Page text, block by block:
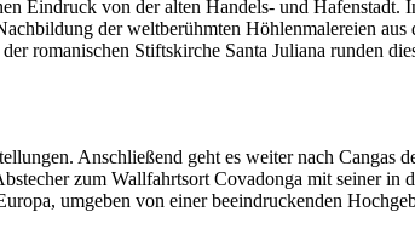
Eindruck von der alten Handels- und Hafenstadt.
der weltberühmten Höhlenmalereien aus
romanischen Stiftskirche Santa Juliana runden
Anschließend geht es weiter nach Cangas
zum Wallfahrtsort Covadonga mit seiner in
umgeben von einer beeindruckenden